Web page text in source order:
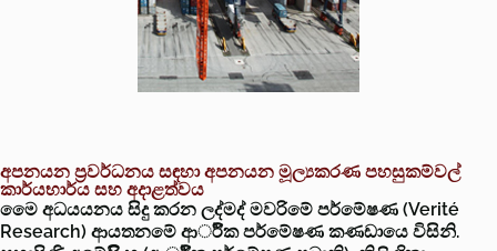
අපනයන ප්‍රවර්ධනය සඳහා අපනයන මූල්‍යකරණ පහසුකම්වල්‍
කාර්යභාර්ය සහ අදාළත්වය
මෙෙ අධයයනය සිදු කරන ලද්මද් මවරිමේ පර්මේෂණ (Verité
Research) ආයතනමේ ආර්ික පර්මේෂණ කණඩායෙ විසිනි.